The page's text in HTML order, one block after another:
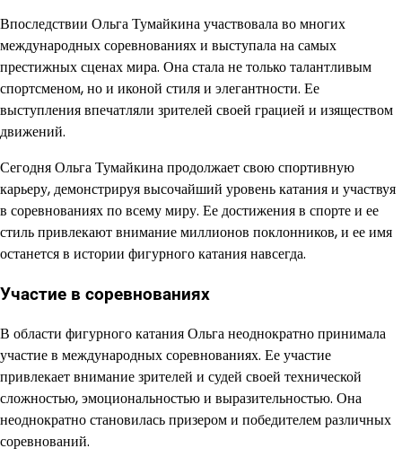
Впоследствии Ольга Тумайкина участвовала во многих
международных соревнованиях и выступала на самых
престижных сценах мира. Она стала не только талантливым
спортсменом, но и иконой стиля и элегантности. Ее
выступления впечатляли зрителей своей грацией и изяществом
движений.
Сегодня Ольга Тумайкина продолжает свою спортивную
карьеру, демонстрируя высочайший уровень катания и участвуя
в соревнованиях по всему миру. Ее достижения в спорте и ее
стиль привлекают внимание миллионов поклонников, и ее имя
останется в истории фигурного катания навсегда.
Участие в соревнованиях
В области фигурного катания Ольга неоднократно принимала
участие в международных соревнованиях. Ее участие
привлекает внимание зрителей и судей своей технической
сложностью, эмоциональностью и выразительностью. Она
неоднократно становилась призером и победителем различных
соревнований.